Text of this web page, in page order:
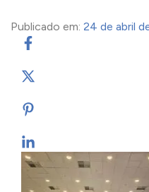
Publicado em: 24 de abril